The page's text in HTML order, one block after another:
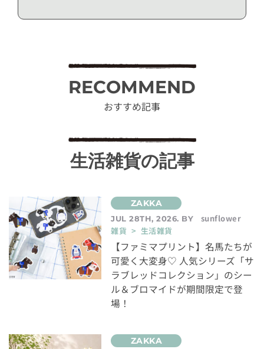
RECOMMEND
おすすめ記事
生活雑貨の記事
JUL 28TH, 2026. BY
sunflower
雑貨 > 生活雑貨
【ファミマプリント】名馬たちが
可愛く大変身♡ 人気シリーズ「サ
ラブレッドコレクション」のシー
ル＆ブロマイドが期間限定で登
場！